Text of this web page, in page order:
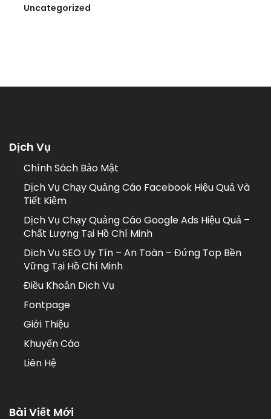
Uncategorized
Dịch Vụ
Chính Sách Bảo Mật
Dịch Vụ Chạy Quảng Cáo Facebook Hiệu Quả Và
Tiết Kiệm
Dịch Vụ Chạy Quảng Cáo Google Ads Hiệu Quả –
Chất Lượng Tại Hồ Chí Minh
Dịch Vụ SEO Uy Tín – An Toàn – Đứng Top Bền
Vững Tại Hồ Chí Minh
Điều Khoản Dịch Vụ
Fontpage
Giới Thiệu
Khuyến Cáo
Liên Hệ
Bài Viết Mới